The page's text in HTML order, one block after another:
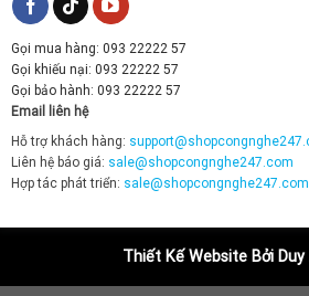
Gọi mua hàng: 093 22222 57
Gọi khiếu nại: 093 22222 57
Gọi bảo hành: 093 22222 57
Email liên hệ
Hỗ trợ khách hàng:
Liên hệ báo giá: sale@shopcongnghe247.com
Hợp tác phát triển: sale@shopcongnghe247.com
Thiết Kế Website Bởi Duy